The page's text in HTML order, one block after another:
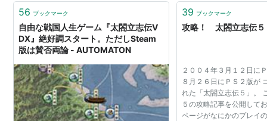
高い！ 恐らく…
56 ブックマーク
自由な戦国人生ゲーム『太閤立志伝V
DX』絶好調スタート。ただしSteam
版は賛否両論 - AUTOMATON
39 ブックマーク
攻略！ 太閤立志伝５
２００４年３月１２日に
８月２６日にＰＳ２版が
れた「太閤立志伝５」。
５の攻略記事を公開して
ページがなにかのプレイ